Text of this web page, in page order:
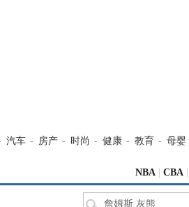
汽车 - 房产 - 时尚 - 健康 - 教育 - 母婴
NBA CBA